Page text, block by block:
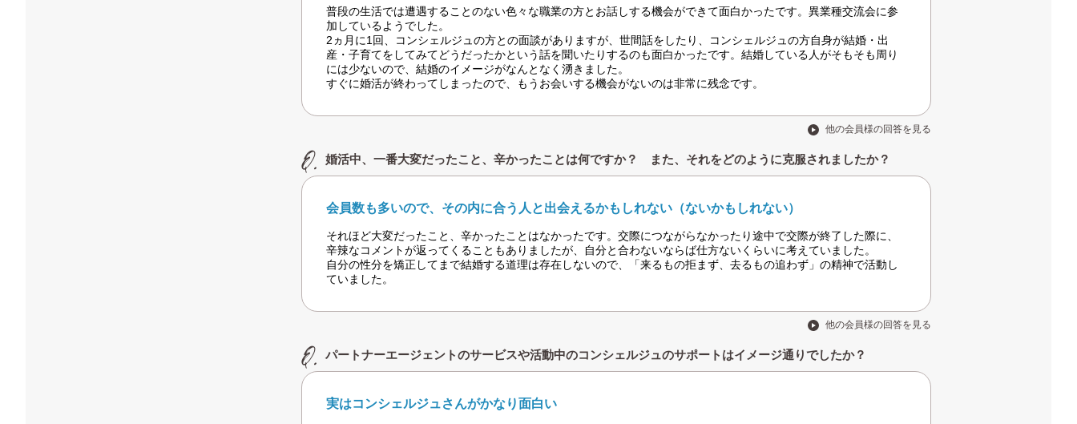
普段の生活では遭遇することのない色々な職業の方とお話しする機会ができて面白かったです。異業種交流会に参
加しているようでした。
2ヵ月に1回、コンシェルジュの方との面談がありますが、世間話をしたり、コンシェルジュの方自身が結婚・出
産・子育てをしてみてどうだったかという話を聞いたりするのも面白かったです。結婚している人がそもそも周り
には少ないので、結婚のイメージがなんとなく湧きました。
すぐに婚活が終わってしまったので、もうお会いする機会がないのは非常に残念です。
他の会員様の回答を見る
婚活中、一番大変だったこと、辛かったことは何ですか？ また、それをどのように克服されましたか？
会員数も多いので、その内に合う人と出会えるかもしれない（ないかもしれない）
それほど大変だったこと、辛かったことはなかったです。交際につながらなかったり途中で交際が終了した際に、
辛辣なコメントが返ってくることもありましたが、自分と合わないならば仕方ないくらいに考えていました。
自分の性分を矯正してまで結婚する道理は存在しないので、「来るもの拒まず、去るもの追わず」の精神で活動し
ていました。
他の会員様の回答を見る
パートナーエージェントのサービスや活動中のコンシェルジュのサポートはイメージ通りでしたか？
実はコンシェルジュさんがかなり面白い